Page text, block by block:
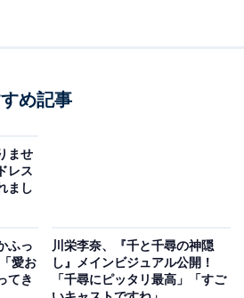
め記事
ませ
レス
まし
ふっ
愛お
てき
川栄李奈、『千と千尋の神隠
し』メインビジュアル公開！
「千尋にピッタリ最高」「すご